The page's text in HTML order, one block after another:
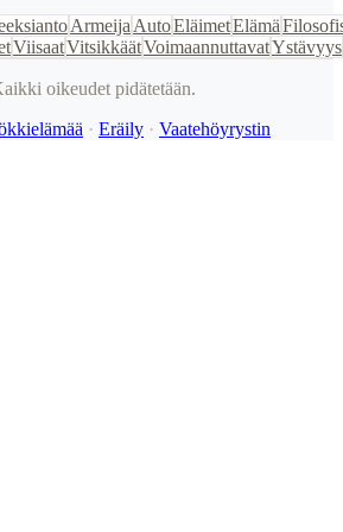
Armeija AutoEläimetElämä
ViisaatVitsikkäätVoimaannuttavatYstävyys
oikeudet pidätetään.
· Eräily · Vaatehöyrystin